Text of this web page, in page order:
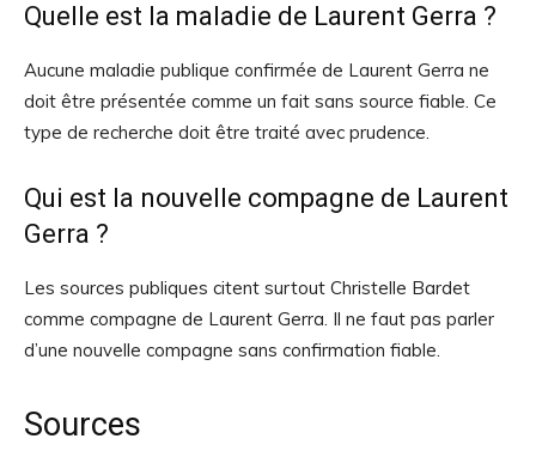
Quelle est la maladie de Laurent Gerra ?
Aucune maladie publique confirmée de Laurent Gerra ne
doit être présentée comme un fait sans source fiable. Ce
type de recherche doit être traité avec prudence.
Qui est la nouvelle compagne de Laurent
Gerra ?
Les sources publiques citent surtout Christelle Bardet
comme compagne de Laurent Gerra. Il ne faut pas parler
d’une nouvelle compagne sans confirmation fiable.
Sources